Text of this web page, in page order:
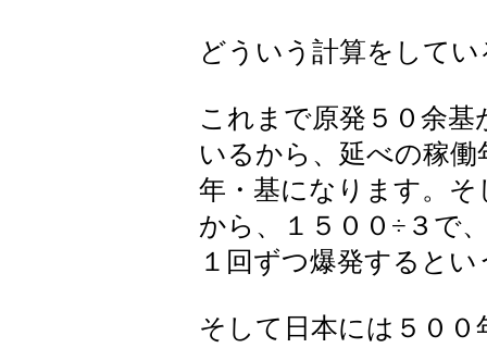
どういう計算をして
これまで原発５０余
いるから、延べの稼働
年・基になります。
から、１５００÷３で
１回ずつ爆発すると
そして日本には５０